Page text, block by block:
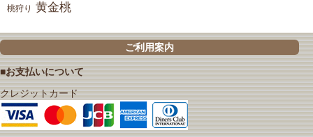
桃狩り 黄金桃
ご利用案内
■お支払いについて
クレジットカード